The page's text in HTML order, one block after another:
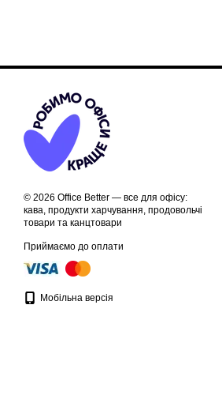
© 2026 Office Better — все для офісу:
кава, продукти харчування, продовольчі
товари та канцтовари
Приймаємо до оплати
Мобільна версія